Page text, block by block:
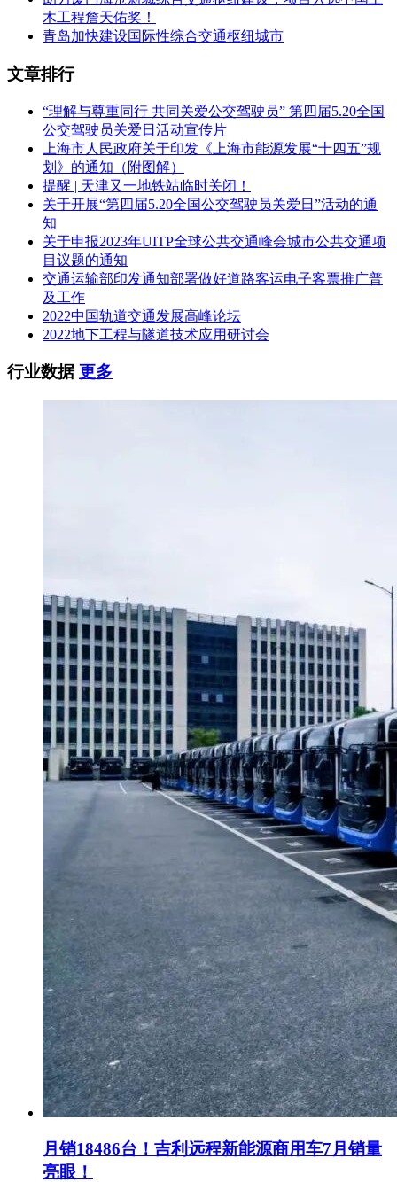
木工程詹天佑奖！
青岛加快建设国际性综合交通枢纽城市
文章排行
“理解与尊重同行 共同关爱公交驾驶员” 第四届5.20全国
公交驾驶员关爱日活动宣传片
上海市人民政府关于印发《上海市能源发展“十四五”规
划》的通知（附图解）
提醒 | 天津又一地铁站临时关闭！
关于开展“第四届5.20全国公交驾驶员关爱日”活动的通
知
关于申报2023年UITP全球公共交通峰会城市公共交通项
目议题的通知
交通运输部印发通知部署做好道路客运电子客票推广普
及工作
2022中国轨道交通发展高峰论坛
2022地下工程与隧道技术应用研讨会
行业数据更多
月销18486台！吉利远程新能源商用车7月销量
亮眼！